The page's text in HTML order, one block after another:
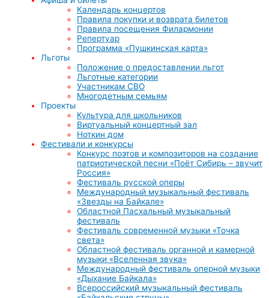
Календарь концертов
Правила покупки и возврата билетов
Правила посещения Филармонии
Репертуар
Программа «Пушкинская карта»
Льготы
Положение о предоставлении льгот
Льготные категории
Участникам СВО
Многодетным семьям
Проекты
Культура для школьников
Виртуальный концертный зал
Ноткин дом
Фестивали и конкурсы
Конкурс поэтов и композиторов на создание
патриотической песни «Поёт Сибирь – звучит
Россия»
Фестиваль русской оперы
Международный музыкальный фестиваль
«Звезды на Байкале»
Областной Пасхальный музыкальный
фестиваль
Фестиваль современной музыки «Точка
света»
Областной фестиваль органной и камерной
музыки «Вселенная звука»
Международный фестиваль оперной музыки
«Дыхание Байкала»
Всероссийский музыкальный фестиваль